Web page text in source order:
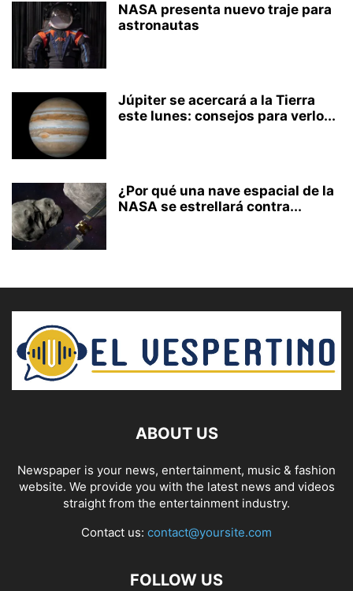
NASA presenta nuevo traje para
astronautas
Júpiter se acercará a la Tierra
este lunes: consejos para verlo...
¿Por qué una nave espacial de la
NASA se estrellará contra...
ABOUT US
Newspaper is your news, entertainment, music & fashion
website. We provide you with the latest news and videos
straight from the entertainment industry.
Contact us: contact@yoursite.com
FOLLOW US